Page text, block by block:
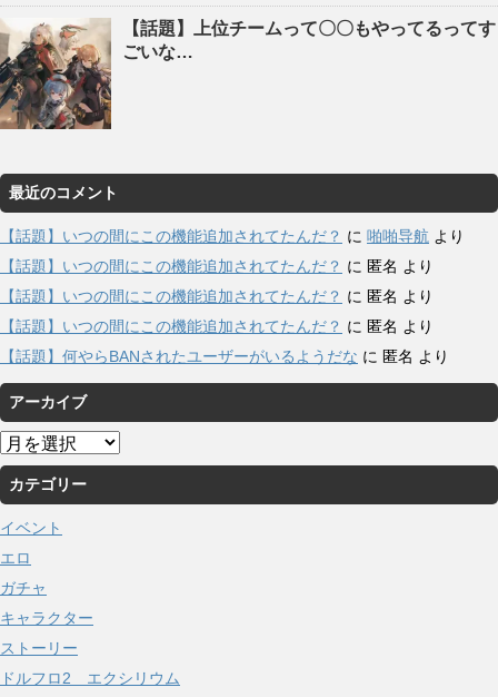
【話題】上位チームって〇〇もやってるってす
ごいな…
最近のコメント
【話題】いつの間にこの機能追加されてたんだ？ に 啪啪导航 より
【話題】いつの間にこの機能追加されてたんだ？ に 匿名 より
【話題】いつの間にこの機能追加されてたんだ？ に 匿名 より
【話題】いつの間にこの機能追加されてたんだ？ に 匿名 より
【話題】何やらBANされたユーザーがいるようだな に 匿名 より
アーカイブ
ア
ー
カ
イ
ブ
カテゴリー
イベント
エロ
ガチャ
キャラクター
ストーリー
ドルフロ2 エクシリウム